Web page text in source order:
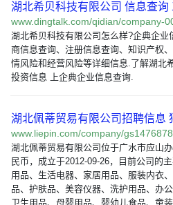
湖北希贝科技有限公司 信息查
www.dingtalk.com/qidian/company-
湖北希贝科技有限公司怎么样?企典企
商信息查询、注册信息查询、知识产权
情风险和经营风险等详细信息.了解湖北
投资信息 上企典企业信息查询.
湖北佩蒂贸易有限公司招聘信息
www.liepin.com/company/
湖北佩蒂贸易有限公司位于广水市应山
民币，成立于2012-09-26，目前公司的
用品、生活电器、家居用品、服装内衣
品、护肤品、美容仪器、洗护用品、办
卫生用品、母婴用品、婴幼儿食品、童装